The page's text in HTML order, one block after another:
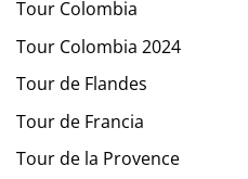
Tour Colombia
Tour Colombia 2024
Tour de Flandes
Tour de Francia
Tour de la Provence